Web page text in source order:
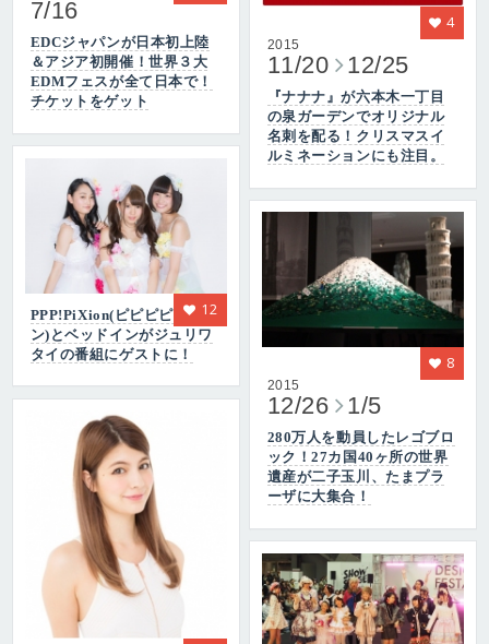
7/16
EDCジャパンが日本初上陸
＆アジア初開催！世界３大
EDMフェスが全て日本で！
チケットをゲット
PPP!PiXion(ピピピピクショ
ン)とベッドインがジュリワ
タイの番組にゲストに！
12
2015
11/20 12/25
『ナナナ』が六本木一丁目
の泉ガーデンでオリジナル
名刺を配る！クリスマスイ
ルミネーションにも注目。
4
2015
12/26 1/5
280万人を動員したレゴブロ
ック！27カ国40ヶ所の世界
遺産が二子玉川、たまプラ
ーザに大集合！
8